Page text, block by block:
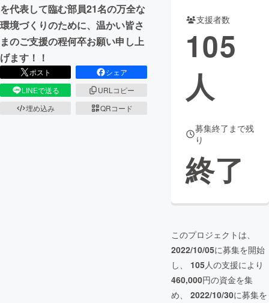
を代表して臨む部員21名の万全な
環境づくりのために、温かい皆さ
まのご支援の程何卒お願い申し上
げます！！
ポスト
シェア
LINEで送る
URLコピー
埋め込み
QRコード
支援者数
105
人
募集終了まで残
り
終了
このプロジェクトは、
2022/10/05に募集を開始
し、 105人の支援により
460,000円の資金を集
め、 2022/10/30に募集を